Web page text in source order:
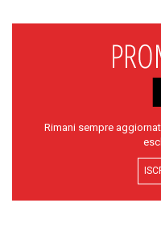
Rimani sempre